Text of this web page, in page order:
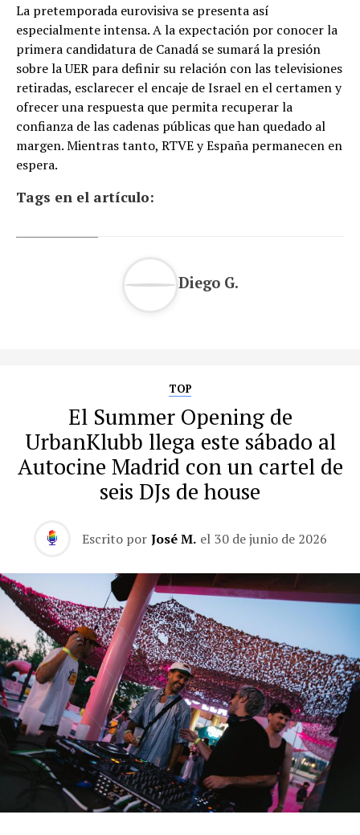
La pretemporada eurovisiva se presenta así
especialmente intensa. A la expectación por conocer la
primera candidatura de Canadá se sumará la presión
sobre la UER para definir su relación con las televisiones
retiradas, esclarecer el encaje de Israel en el certamen y
ofrecer una respuesta que permita recuperar la
confianza de las cadenas públicas que han quedado al
margen. Mientras tanto, RTVE y España permanecen en
espera.
Tags en el artículo:
Diego G.
TOP
El Summer Opening de
UrbanKlubb llega este sábado al
Autocine Madrid con un cartel de
seis DJs de house
Escrito por José M. el 30 de junio de 2026